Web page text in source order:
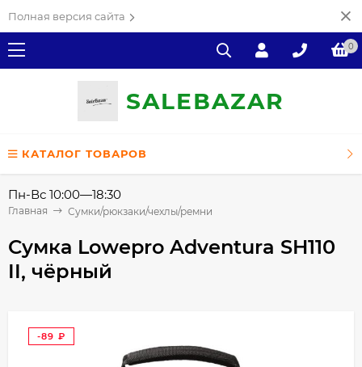
Полная версия сайта
0
SALEВAZAR
КАТАЛОГ ТОВАРОВ
Пн-Вс 10:00—18:30
Главная Сумки/рюкзаки/чехлы/ремни
Сумка Lowepro Adventura SH110
II, чёрный
-89